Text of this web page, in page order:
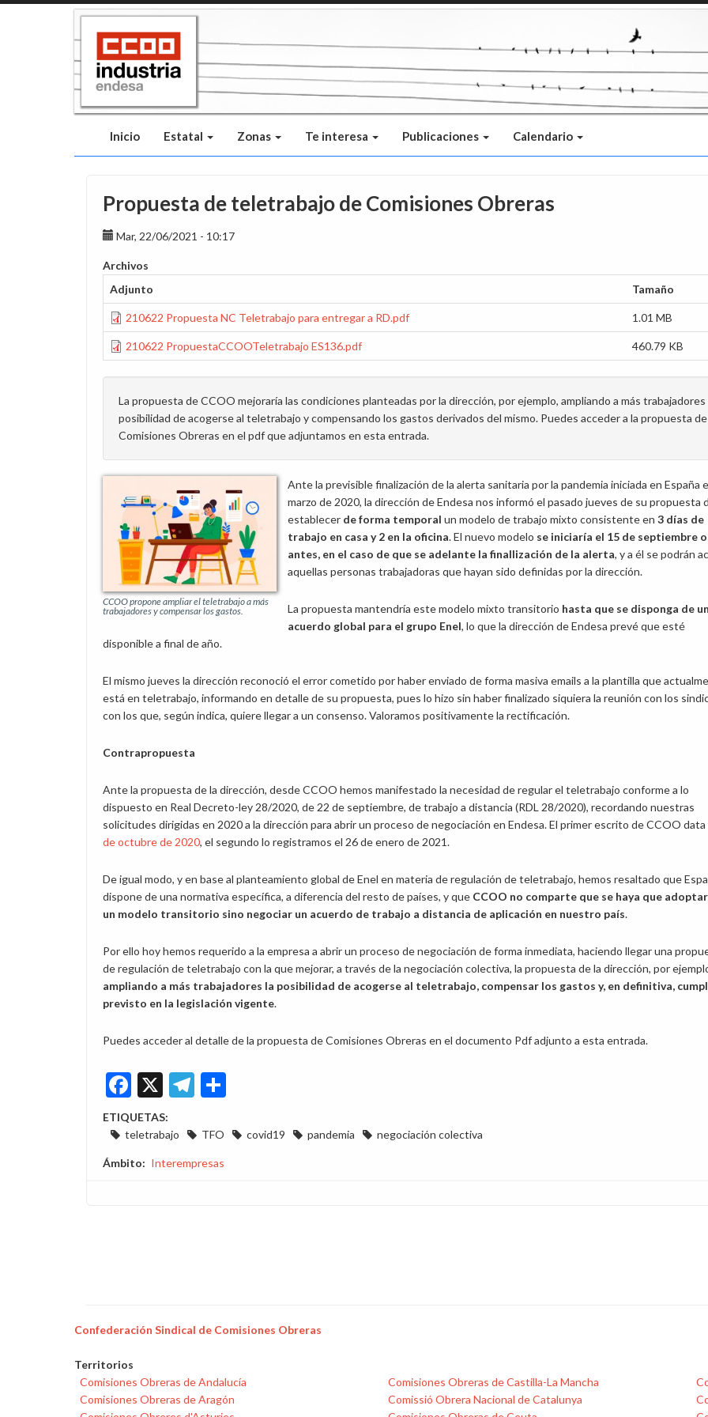
Inicio Estatal Zonas Te interesa Publicaciones Calendario
Propuesta de teletrabajo de Comisiones Obreras
Mar, 22/06/2021 - 10:17
Archivos
Adjunto
Tamaño
210622 Propuesta NC Teletrabajo para entregar a RD.pdf 1.01 MB
210622 PropuestaCCOOTeletrabajo ES136.pdf 460.79 KB
La propuesta de CCOO mejoraría las condiciones planteadas por la dirección, por ejemplo, ampliando a más trabajadores
posibilidad de acogerse al teletrabajo y compensando los gastos derivados del mismo. Puedes acceder a la propuesta de
Comisiones Obreras en el pdf que adjuntamos en esta entrada.
CCOO propone ampliar el teletrabajo a más
trabajadores y compensar los gastos.
Ante la previsible finalización de la alerta sanitaria por la pandemia iniciada en España
marzo de 2020, la dirección de Endesa nos informó el pasado jueves de su propuesta
establecer de forma temporal un modelo de trabajo mixto consistente en 3 días de
trabajo en casa y 2 en la oficina. El nuevo modelo se iniciaría el 15 de septiembre o
antes, en el caso de que se adelante la finallización de la alerta, y a él se podrán
aquellas personas trabajadoras que hayan sido definidas por la dirección.
La propuesta mantendría este modelo mixto transitorio hasta que se disponga de un
acuerdo global para el grupo Enel, lo que la dirección de Endesa prevé que esté
disponible a final de año.
El mismo jueves la dirección reconoció el error cometido por haber enviado de forma masiva emails a la plantilla que
está en teletrabajo, informando en detalle de su propuesta, pues lo hizo sin haber finalizado siquiera la reunión con los
con los que, según indica, quiere llegar a un consenso. Valoramos positivamente la rectificación.
Contrapropuesta
Ante la propuesta de la dirección, desde CCOO hemos manifestado la necesidad de regular el teletrabajo conforme a lo
dispuesto en Real Decreto-ley 28/2020, de 22 de septiembre, de trabajo a distancia (RDL 28/2020), recordando nuestras
solicitudes dirigidas en 2020 a la dirección para abrir un proceso de negociación en Endesa. El primer escrito de CCOO data
de octubre de 2020, el segundo lo registramos el 26 de enero de 2021.
De igual modo, y en base al planteamiento global de Enel en materia de regulación de teletrabajo, hemos resaltado que
dispone de una normativa específica, a diferencia del resto de países, y que CCOO no comparte que se haya que adoptar
un modelo transitorio sino negociar un acuerdo de trabajo a distancia de aplicación en nuestro país.
Por ello hoy hemos requerido a la empresa a abrir un proceso de negociación de forma inmediata, haciendo llegar una
de regulación de teletrabajo con la que mejorar, a través de la negociación colectiva, la propuesta de la dirección, por
ampliando a más trabajadores la posibilidad de acogerse al teletrabajo, compensar los gastos y, en definitiva,
previsto en la legislación vigente.
Puedes acceder al detalle de la propuesta de Comisiones Obreras en el documento Pdf adjunto a esta entrada.
Facebook
X Telegram
ETIQUETAS:
teletrabajo
TFO covid19 pandemia negociación colectiva
Ámbito Interempresas
Confederación Sindical de Comisiones Obreras
Territorios
Comisiones Obreras de Andalucía
Comisiones Obreras de Aragón
Comisiones Obreras de Castilla-La Mancha
Comissió Obrera Nacional de Catalunya